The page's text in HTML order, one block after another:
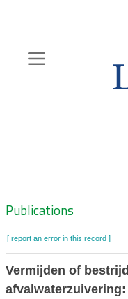
content
Zoeknavigatie
Publications
[ report an error in this record ]
Vermijden of